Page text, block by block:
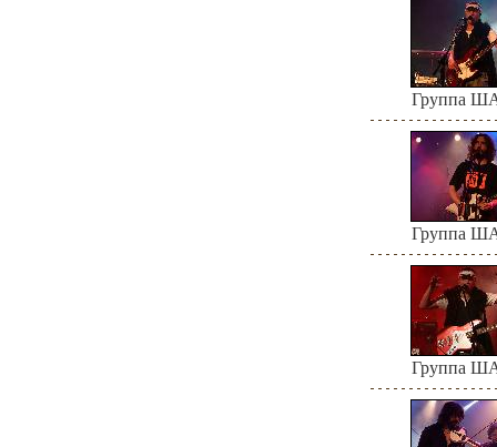
Группа
Группа
Группа